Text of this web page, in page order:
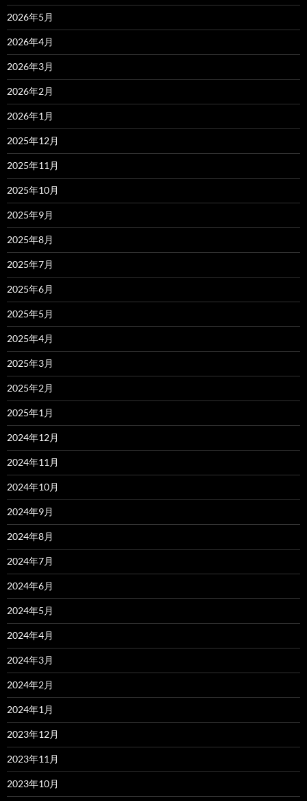
2026年5月
2026年4月
2026年3月
2026年2月
2026年1月
2025年12月
2025年11月
2025年10月
2025年9月
2025年8月
2025年7月
2025年6月
2025年5月
2025年4月
2025年3月
2025年2月
2025年1月
2024年12月
2024年11月
2024年10月
2024年9月
2024年8月
2024年7月
2024年6月
2024年5月
2024年4月
2024年3月
2024年2月
2024年1月
2023年12月
2023年11月
2023年10月